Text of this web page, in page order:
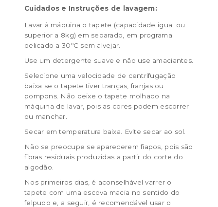
Cuidados e Instruções de lavagem:
Lavar à máquina o tapete (capacidade igual ou
superior a 8kg) em separado, em programa
delicado a 30ºC sem alvejar.
Use um detergente suave e não use amaciantes.
Selecione uma velocidade de centrifugação
baixa se o tapete tiver tranças, franjas ou
pompons. Não deixe o tapete molhado na
máquina de lavar, pois as cores podem escorrer
ou manchar.
Secar em temperatura baixa. Evite secar ao sol.
Não se preocupe se aparecerem fiapos, pois são
fibras residuais produzidas a partir do corte do
algodão.
Nos primeiros dias, é aconselhável varrer o
tapete com uma escova macia no sentido do
felpudo e, a seguir, é recomendável usar o